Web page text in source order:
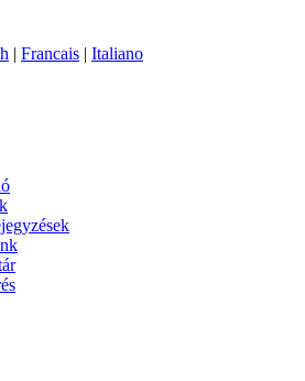
| Francais | Italiano